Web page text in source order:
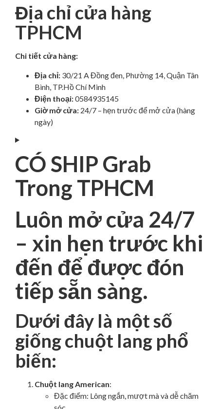
Địa chỉ cửa hàng
TPHCM
Chi tiết cửa hàng:
Địa chỉ: 30/21 A Đồng đen, Phường 14, Quận Tân
Bình, TP.Hồ Chí Minh
Điện thoại:0584935145
Giờ mở cửa: 24/7 – hẹn trước để mở cửa (hàng
ngày)
CÓ SHIP Grab
Trong TPHCM
Luôn mở cửa 24/7
– xin hẹn trước khi
đến để được đón
tiếp sẵn sàng.
Dưới đây là một số
giống chuột lang phổ
biến:
Chuột lang American:
Đặc điểm: Lông ngắn, mượt mà và dễ chăm
sóc.